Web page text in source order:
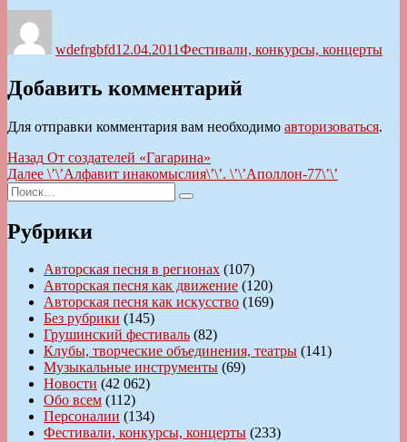
wdefrgbfd12.04.2011Фестивали, конкурсы, концерты
Добавить комментарий
Для отправки комментария вам необходимо авторизоваться.
Навигация
по
записям
Назад Предыдущая
запись:
От создателей «Гагарина»
Далее Следующая
\’\’Алфавит инакомыслия\’\’. \’\’Аполлон-77\’\’
Искать:
Поиск
Рубрики
Авторская песня в регионах (107)
Авторская песня как движение (120)
Авторская песня как искусство (169)
Без рубрики (145)
Грушинский фестиваль (82)
Клубы, творческие объединения, театры (141)
Музыкальные инструменты (69)
Новости (42 062)
Обо всем (112)
Персоналии (134)
Фестивали, конкурсы, концерты (233)